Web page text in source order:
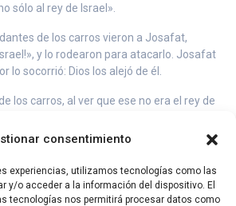
consentimiento
experiencias, utilizamos tecnologías como las
y/o acceder a la información del dispositivo. El
tecnologías nos permitirá procesar datos como
sólo al rey de Israel».
de los carros vieron a Josafat,
y lo rodearon para atacarlo. Josafat
lo socorrió: Dios los alejó de él.
los carros, al ver que ese no era el rey de
su arco al azar e hirió al rey de Israel
la coraza. El rey dijo al conductor de su
sácame del campo de batalla, porque estoy